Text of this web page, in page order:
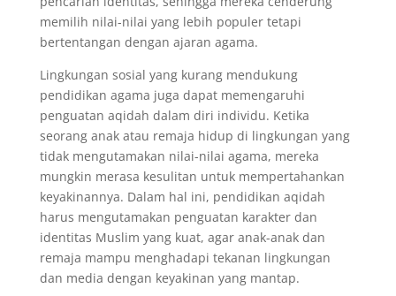
memilih nilai-nilai yang lebih populer tetapi
bertentangan dengan ajaran agama.
Lingkungan sosial yang kurang mendukung
pendidikan agama juga dapat memengaruhi
penguatan aqidah dalam diri individu. Ketika
seorang anak atau remaja hidup di lingkungan yang
tidak mengutamakan nilai-nilai agama, mereka
mungkin merasa kesulitan untuk mempertahankan
keyakinannya. Dalam hal ini, pendidikan aqidah
harus mengutamakan penguatan karakter dan
identitas Muslim yang kuat, agar anak-anak dan
remaja mampu menghadapi tekanan lingkungan
dan media dengan keyakinan yang mantap.